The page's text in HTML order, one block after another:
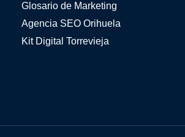
Glosario de Marketing
Agencia SEO Orihuela
Kit Digital Torrevieja